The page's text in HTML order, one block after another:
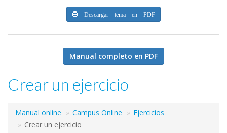
Descargar tema en PDF
Manual completo en PDF
Crear un ejercicio
Manual online Campus Online
Ejercicios
Crear un ejercicio